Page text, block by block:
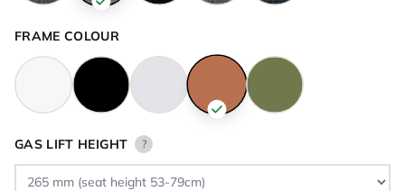
FRAME COLOUR
GAS LIFT HEIGHT ?